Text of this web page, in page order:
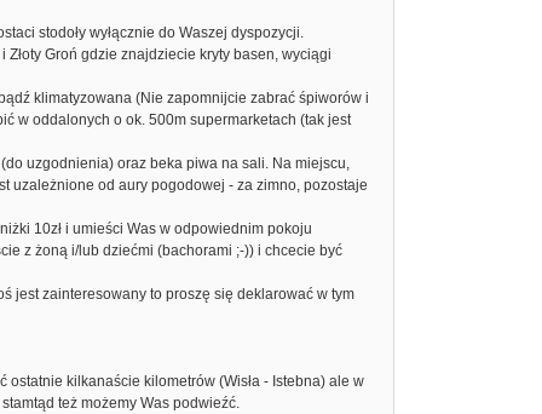
stodoły wyłącznie do Waszej dyspozycji.
Groń gdzie znajdziecie kryty basen, wyciągi
klimatyzowana (Nie zapomnijcie zabrać śpiworów i
w oddalonych o ok. 500m supermarketach (tak jest
uzgodnienia) oraz beka piwa na sali. Na miejscu,
uzależnione od aury pogodowej - za zimno, pozostaje
10zł i umieści Was w odpowiednim pokoju
z żoną i/lub dziećmi (bachorami ;-)) i chcecie być
jest zainteresowany to proszę się deklarować w tym
kilkanaście kilometrów (Wisła - Istebna) ale w
też możemy Was podwieźć.